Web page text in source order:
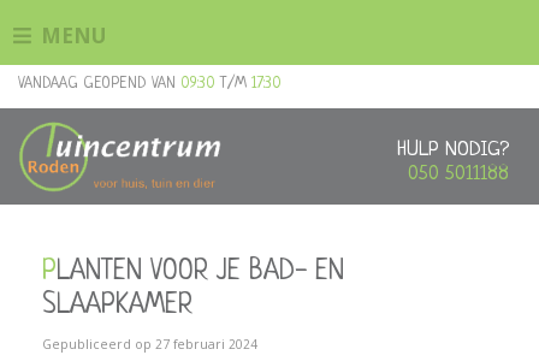
n
HULP NODIG?
050 5011188
VANDAAG GEOPEND VAN 09:30 T/M 17:30
MENU
PLANTEN VOOR JE BAD- EN
SLAAPKAMER
Gepubliceerd op 27 februari 2024